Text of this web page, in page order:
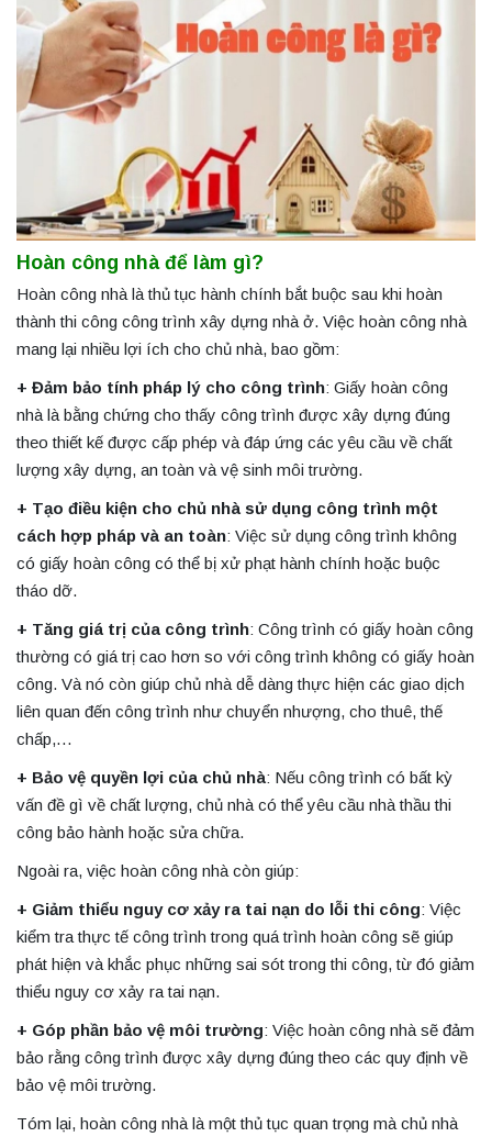
Hoàn công nhà để làm gì?
Hoàn công nhà là thủ tục hành chính bắt buộc sau khi hoàn
thành thi công công trình xây dựng nhà ở. Việc hoàn công nhà
mang lại nhiều lợi ích cho chủ nhà, bao gồm:
+ Đảm bảo tính pháp lý cho công trình: Giấy hoàn công
nhà là bằng chứng cho thấy công trình được xây dựng đúng
theo thiết kế được cấp phép và đáp ứng các yêu cầu về chất
lượng xây dựng, an toàn và vệ sinh môi trường.
+ Tạo điều kiện cho chủ nhà sử dụng công trình một
cách hợp pháp và an toàn: Việc sử dụng công trình không
có giấy hoàn công có thể bị xử phạt hành chính hoặc buộc
tháo dỡ.
+ Tăng giá trị của công trình: Công trình có giấy hoàn công
thường có giá trị cao hơn so với công trình không có giấy hoàn
công. Và nó còn giúp chủ nhà dễ dàng thực hiện các giao dịch
liên quan đến công trình như chuyển nhượng, cho thuê, thế
chấp,…
+ Bảo vệ quyền lợi của chủ nhà: Nếu công trình có bất kỳ
vấn đề gì về chất lượng, chủ nhà có thể yêu cầu nhà thầu thi
công bảo hành hoặc sửa chữa.
Ngoài ra, việc hoàn công nhà còn giúp:
+ Giảm thiểu nguy cơ xảy ra tai nạn do lỗi thi công: Việc
kiểm tra thực tế công trình trong quá trình hoàn công sẽ giúp
phát hiện và khắc phục những sai sót trong thi công, từ đó giảm
thiểu nguy cơ xảy ra tai nạn.
+ Góp phần bảo vệ môi trường: Việc hoàn công nhà sẽ đảm
bảo rằng công trình được xây dựng đúng theo các quy định về
bảo vệ môi trường.
Tóm lại, hoàn công nhà là một thủ tục quan trọng mà chủ nhà